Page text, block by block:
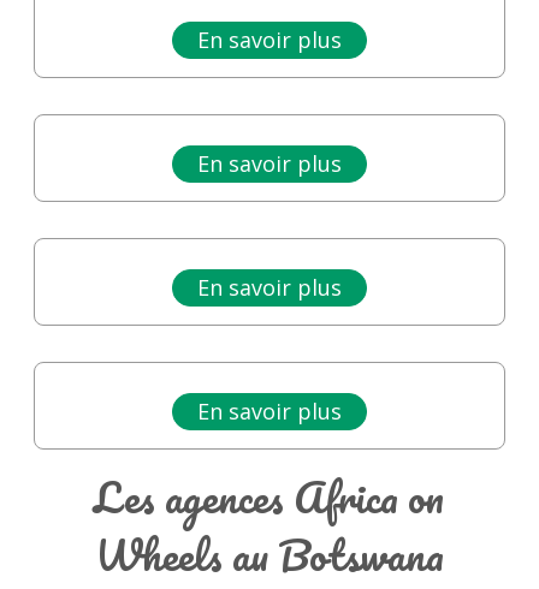
En savoir plus
En savoir plus
En savoir plus
En savoir plus
Les agences Africa on
Wheels au Botswana